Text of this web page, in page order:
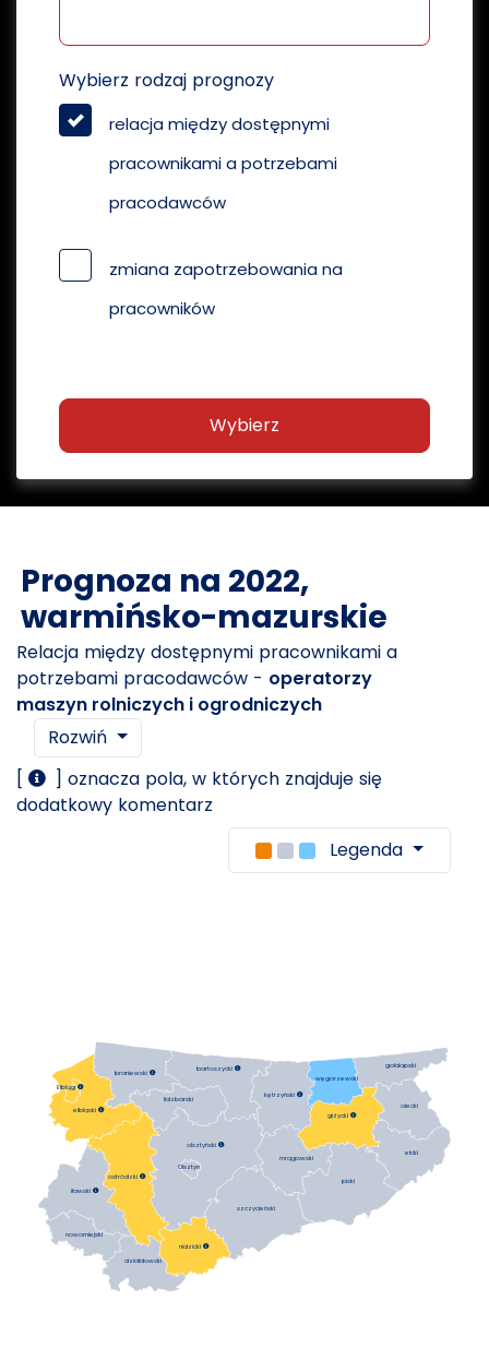
Wybierz rodzaj prognozy
relacja między dostępnymi
pracownikami a potrzebami
pracodawców
zmiana zapotrzebowania na
pracowników
Wybierz
Prognoza na 2022,
warmińsko-mazurskie
Relacja między dostępnymi pracownikami a
potrzebami pracodawców - operatorzy
maszyn rolniczych i ogrodniczych
Rozwiń
[
] oznacza pola, w których znajduje się
dodatkowy komentarz
Legenda
bartoszycki
braniewski 
działdowski
elbląski 
ełcki
giżycki 
iławski 
kętrzyński
lidzbarski
mrągowski
nidzicki 
nowomiejski
olecki
olsztyński
ostródzki 
piski
szczycieński
gołdapski
węgorzewski
Elbląg
Olsztyn